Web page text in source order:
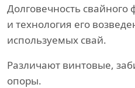
Долговечность свайного
и технология его
используемых свай.
Различают винтовые,
опоры.